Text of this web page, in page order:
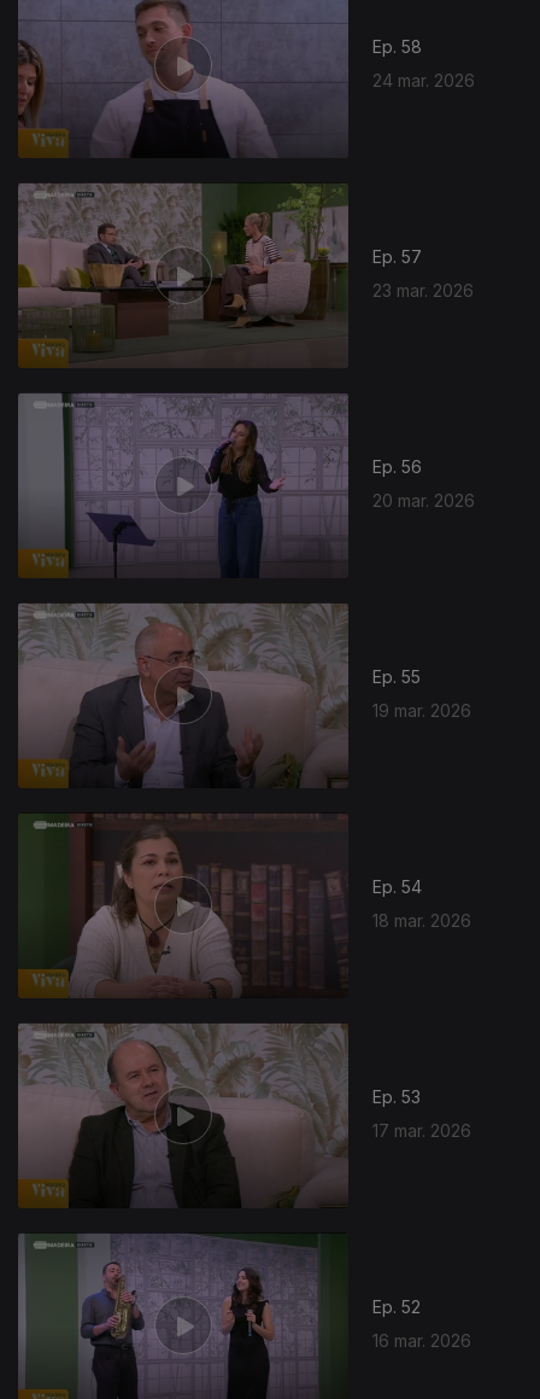
Ep. 58
24 mar. 2026
Ep. 57
23 mar. 2026
Ep. 56
20 mar. 2026
Ep. 55
19 mar. 2026
Ep. 54
18 mar. 2026
Ep. 53
17 mar. 2026
Ep. 52
16 mar. 2026